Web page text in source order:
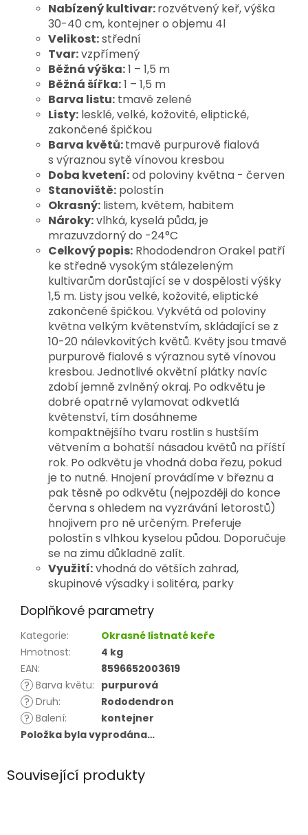
Nabízený kultivar:rozvětvený keř, výška
30-40 cm, kontejner o objemu 4l
Velikost:střední
Tvar:vzpřímený
Běžná výška:1 – 1,5 m
Běžná šířka:1 – 1,5 m
Barva listu: tmavě zelené
Listy: lesklé, velké, kožovité, eliptické,
zakončené špičkou
Barva květů:tmavě purpurově fialová
s výraznou sytě vínovou kresbou
Doba kvetení:od poloviny května - červen
Stanoviště: polostín
Okrasný: listem, květem, habitem
Nároky:vlhká, kyselá půda, je
mrazuvzdorný do -24°C
Celkový popis: Rhododendron Orakel patří
ke středně vysokým stálezeleným
kultivarům dorůstající se v dospělosti výšky
1,5 m. Listy jsou velké, kožovité, eliptické
zakončené špičkou. Vykvétá od poloviny
května velkým květenstvím, skládající se z
10-20 nálevkovitých květů. Květy jsou tmavě
purpurově fialové s výraznou sytě vínovou
kresbou. Jednotlivé okvětní plátky navíc
zdobí jemně zvlněný okraj. Po odkvětu je
dobré opatrně vylamovat odkvetlá
květenství, tím dosáhneme
kompaktnějšího tvaru rostlin s hustším
větvením a bohatší násadou květů na příští
rok. Po odkvětu je vhodná doba řezu, pokud
je to nutné. Hnojení provádíme v březnu a
pak těsně po odkvětu (nejpozději do konce
června s ohledem na vyzrávání letorostů)
hnojivem pro ně určeným. Preferuje
polostín s vlhkou kyselou půdou. Doporučuje
se na zimu důkladně zalít.
Využití:vhodná do větších zahrad,
skupinové výsadky i solitéra, parky
Doplňkové parametry
Kategorie:
Okrasné listnaté keře
Hmotnost:
4 kg
EAN:
8596652003619
? Barva květu: purpurová
? Druh:
Rododendron
? Balení:
kontejner
Položka byla vyprodána…
Související produkty